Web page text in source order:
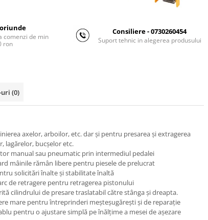
comenzi de min
ron
Consiliere - 0730260454
Suport tehnic in alegerea produsului
uri (0)
axelor, arboilor, etc. dar şi pentru presarea şi extragerea
lagărelor, bucşelor etc.
manual sau pneumatic prin intermediul pedalei
mâinile rămân libere pentru piesele de prelucrat
solicitări înalte şi stabilitate înaltă
de retragere pentru retragerea pistonului
cilindrului de presare traslatabil către stânga şi dreapta.
mare pentru întreprinderi meşteşugăreşti şi de reparaţie
pentru o ajustare simplă pe înălţime a mesei de aşezare